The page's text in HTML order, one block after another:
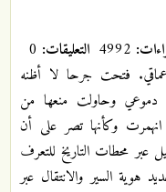
التعليقات:
فتحت جرحا لا أظنه
دموعي وحاولت منعها من
وكأنها تصر على أن
عبر محطات التاريخ للتعرف
هوية السير والانتقال عبر